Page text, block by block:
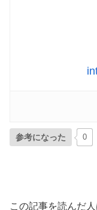
参考になった 0
この記事を読んだ